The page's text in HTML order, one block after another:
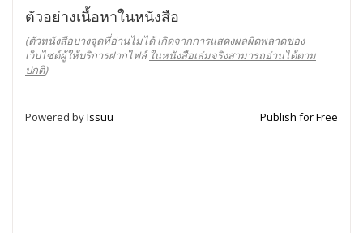
ตัวอย่างเนื้อหาในหนังสือ
(ตัวหนังสือบางจุดที่อ่านไม่ได้ เกิดจากการแสดงผลผิดพลาดของ
เว็บไซต์ผู้ให้บริการฝากไฟล์ ในหนังสือเล่มจริงสามารถอ่านได้ตาม
ปกติ)
Powered byIssuu Publish for Free